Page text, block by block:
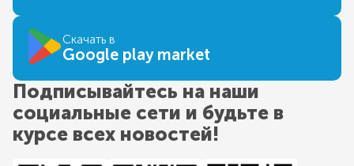
Скачать в
Google play market
Подписывайтесь на наши
социальные сети и будьте в
курсе всех новостей!